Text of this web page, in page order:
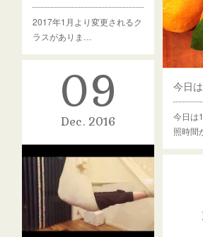
2017年1月より変更されるク
ラスがありま…
今日
今日は
照時間
09
Dec 2016